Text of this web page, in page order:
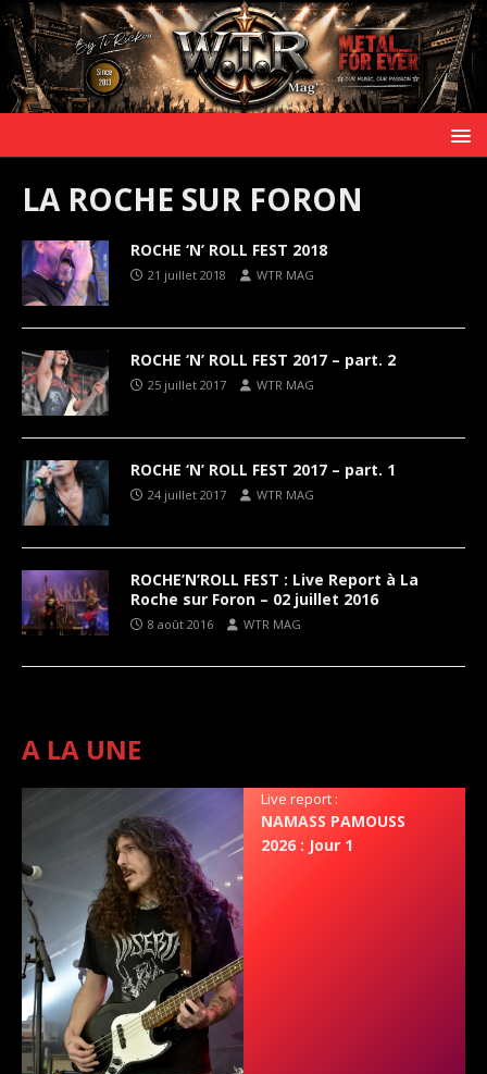
LA ROCHE SUR FORON
ROCHE ‘N’ ROLL FEST 2018
21 juillet 2018 WTR MAG
ROCHE ‘N’ ROLL FEST 2017 – part. 2
25 juillet 2017 WTR MAG
ROCHE ‘N’ ROLL FEST 2017 – part. 1
24 juillet 2017 WTR MAG
ROCHE’N’ROLL FEST : Live Report à La
Roche sur Foron – 02 juillet 2016
8 août 2016 WTR MAG
A LA UNE
Live report :
NAMASS PAMOUSS
2026 : Jour 1